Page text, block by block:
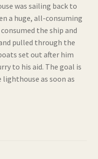
was sailing back to
a huge, all-consuming
the ship and
pulled through the
set out after him
to his aid. The goal is
as soon as